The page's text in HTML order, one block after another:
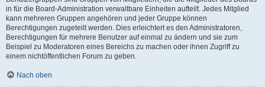
in für die Board-Administration verwaltbare Einheiten aufteilt. Jedes Mitglied
kann mehreren Gruppen angehören und jeder Gruppe können
Berechtigungen zugeteilt werden. Dies erleichtert es den Administratoren,
Berechtigungen für mehrere Benutzer auf einmal zu ändern und sie zum
Beispiel zu Moderatoren eines Bereichs zu machen oder ihnen Zugriff zu
einem nichtöffentlichen Forum zu geben.
Nach oben